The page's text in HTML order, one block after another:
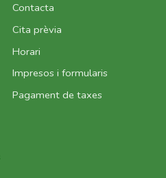
Contacta
Cita prèvia
Horari
Impresos i formularis
Pagament de taxes